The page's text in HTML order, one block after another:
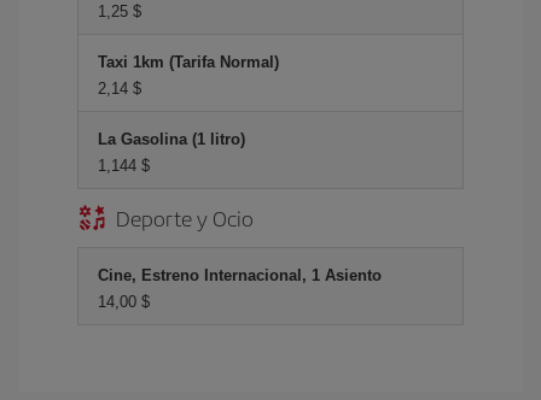
1,25 $
Taxi 1km (Tarifa Normal)
2,14 $
La Gasolina (1 litro)
1,144 $
Deporte y Ocio
Cine, Estreno Internacional, 1 Asiento
14,00 $